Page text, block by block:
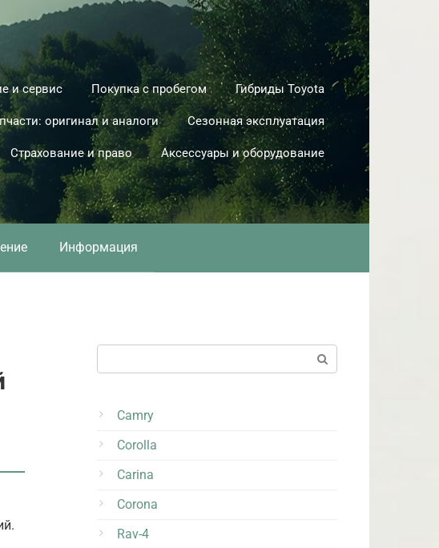
и сервис Покупка с пробегом Гибриды Toyota
оригинал и аналоги Сезонная эксплуатация
Страхование и право Аксессуары и оборудование
Информация
Camry
Corolla
Carina
Corona
Rav-4